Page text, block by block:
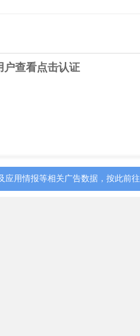
户查看点击认证
应用情报等相关广告数据，按此前往